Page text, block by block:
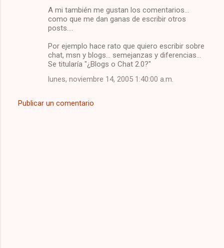
A mi también me gustan los comentarios...
como que me dan ganas de escribir otros
posts....
Por ejemplo hace rato que quiero escribir sobre
chat, msn y blogs... semejanzas y diferencias...
Se titularía "¿Blogs o Chat 2.0?"
lunes, noviembre 14, 2005 1:40:00 a.m.
Publicar un comentario